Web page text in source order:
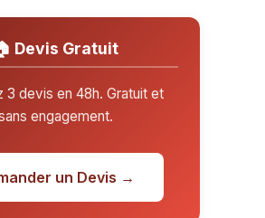
Devis Gratuit
3 devis en 48h. Gratuit et
engagement.
un Devis →